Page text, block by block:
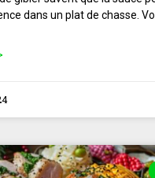
dans un plat de chasse.